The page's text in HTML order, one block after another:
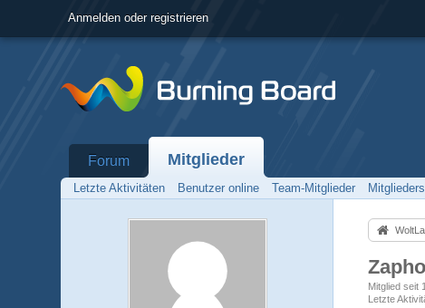
Anmelden oder registrieren
Forum Mitglieder
Letzte Aktivitäten Benutzer online Team-Mitglieder
Mitglied seit
Letzte